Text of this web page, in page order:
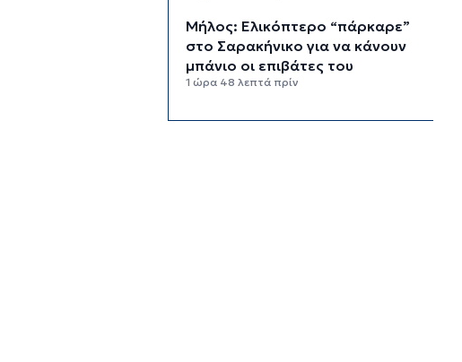
Μήλος: Ελικόπτερο “πάρκαρε”
στο Σαρακήνικο για να κάνουν
μπάνιο οι επιβάτες του
1 ώρα 48 λεπτά πρίν
Σύρος: Σπουδαίες εμφανίσεις